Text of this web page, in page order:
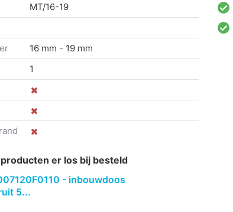
MT/16-19
16 mm - 19 mm
1
er los bij besteld
- inbouwdoos
5...